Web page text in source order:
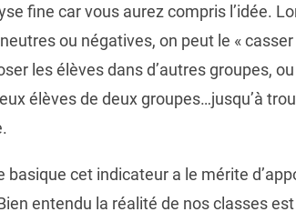
fine car vous aurez compris l’idée.
ou négatives, on peut le «
les élèves dans d’autres groupes, ou
élèves de deux groupes…jusqu’à
basique cet indicateur a le mérite
entendu la réalité de nos classes